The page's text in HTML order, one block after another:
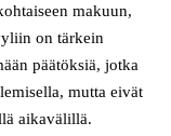
makuun,
on tärkein
päätöksiä, jotka
mutta eivät
aikavälillä.